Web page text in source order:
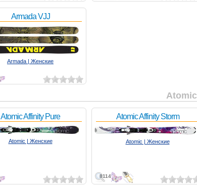
Armada VJJ
Armada | Женские
Atomic
Atomic Affinity Pure
Atomic | Женские
8114
Atomic Affinity Storm
Atomic | Женские